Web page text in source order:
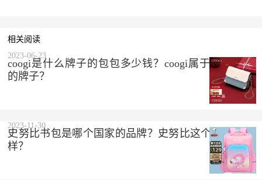
相关阅读
coogi是什么牌子的包包多少钱？coogi属于什么档次
的牌子？
2023-06-23
史努比书包是哪个国家的品牌？史努比这个品牌怎么
样？
2023-11-30